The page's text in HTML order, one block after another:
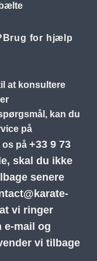
for hjælp
at konsultere
kan du
på
os på +33 9 73
skal du ikke
senere
vi ringer
e-mail og
vi tilbage